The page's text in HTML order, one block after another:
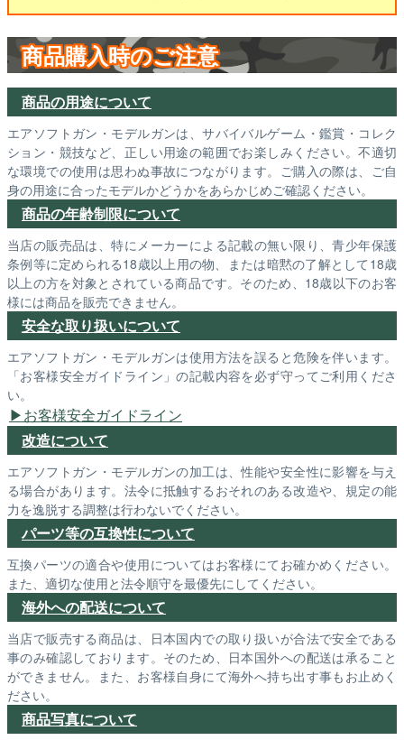
商品購入時のご注意
商品の用途について
エアソフトガン・モデルガンは、サバイバルゲーム・鑑賞・コレク
ション・競技など、正しい用途の範囲でお楽しみください。不適切
な環境での使用は思わぬ事故につながります。ご購入の際は、ご自
身の用途に合ったモデルかどうかをあらかじめご確認ください。
商品の年齢制限について
当店の販売品は、特にメーカーによる記載の無い限り、青少年保護
条例等に定められる18歳以上用の物、または暗黙の了解として18歳
以上の方を対象とされている商品です。そのため、18歳以下のお客
様には商品を販売できません。
安全な取り扱いについて
エアソフトガン・モデルガンは使用方法を誤ると危険を伴います。
「お客様安全ガイドライン」の記載内容を必ず守ってご利用くださ
い。
お客様安全ガイドライン
改造について
エアソフトガン・モデルガンの加工は、性能や安全性に影響を与え
る場合があります。法令に抵触するおそれのある改造や、規定の能
力を逸脱する調整は行わないでください。
パーツ等の互換性について
互換パーツの適合や使用についてはお客様にてお確かめください。
また、適切な使用と法令順守を最優先にしてください。
海外への配送について
当店で販売する商品は、日本国内での取り扱いが合法で安全である
事のみ確認しております。そのため、日本国外への配送は承ること
ができません。また、お客様自身にて海外へ持ち出す事もお止めく
ださい。
商品写真について